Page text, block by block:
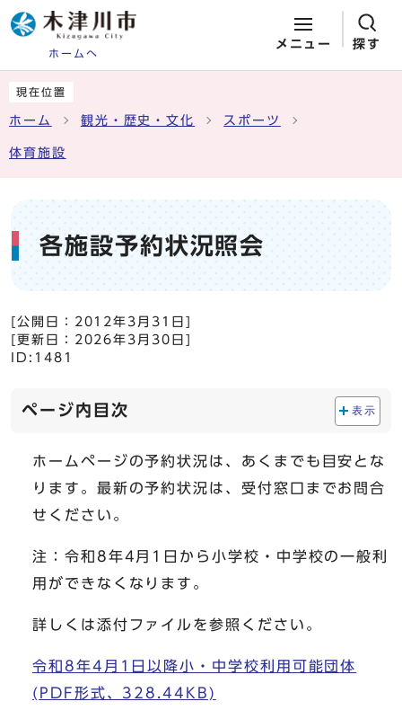
ホームへ
メニュー 探す
現在位置
ホーム 観光・歴史・文化 スポーツ
体育施設
各施設予約状況照会
[公開日： 2012年3月31日
[更新日： 2026年3月30日
ID:1481
ページ内目次 表示
ホームページの予約状況は、あくまでも目安とな
ります。最新の予約状況は、受付窓口までお問合
せください。
注：令和8年4月1日から小学校・中学校の一般利
用ができなくなります。
詳しくは添付ファイルを参照ください。
令和8年4月1日以降小・中学校利用可能団体
(PDF形式、328.44KB)